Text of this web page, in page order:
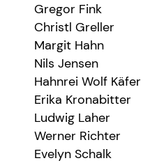
Gregor Fink
Christl Greller
Margit Hahn
Nils Jensen
Hahnrei Wolf Käfer
Erika Kronabitter
Ludwig Laher
Werner Richter
Evelyn Schalk